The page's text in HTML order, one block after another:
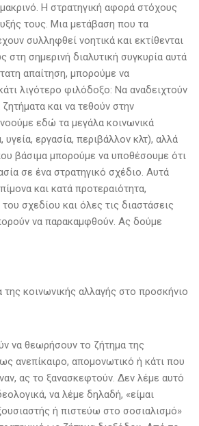
Η στρατηγική αφορά στόχους
τους. Μια μετάβαση που τα
συλληφθεί νοητικά και εκτίθενται
στη σημερινή διαλυτική συγκυρία αυτά
απαίτηση, μπορούμε να
λιγότερο φιλόδοξο: Να αναδειχτούν
και να τεθούν στην
εδώ τα μεγάλα κοινωνικά
εργασία, περιβάλλον κλτ), αλλά
βάσιμα μπορούμε να υποθέσουμε ότι
σε ένα στρατηγικό σχέδιο. Αυτά
και κατά προτεραιότητα,
σχεδίου και όλες τις διαστάσεις
να παρακαμφθούν. Ας δούμε
της κοινωνικής αλλαγής στο προσκήνιο
να θεωρήσουν το ζήτημα της
ανεπίκαιρο, απομονωτικό ή κάτι που
ας το ξανασκεφτούν. Δεν λέμε αυτό
να λέμε δηλαδή, «είμαι
ή πιστεύω στο σοσιαλισμό»